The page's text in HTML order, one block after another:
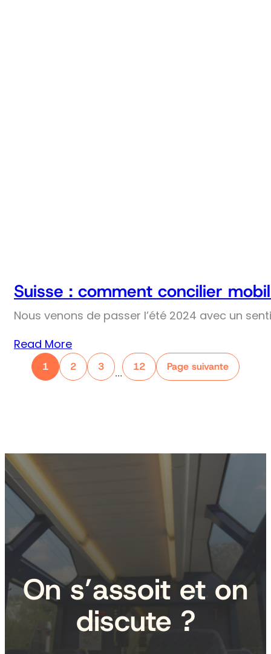
Suisse : comment concilier
Nous venons de passer l’été 2024 avec un
Read More
1 2 3
…
12 Page suivante
On s’assoit et on
discute ?